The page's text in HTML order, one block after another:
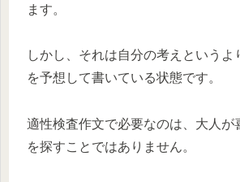
ます。
しかし、それは自分の考えというよ
を予想して書いている状態です。
適性検査作文で必要なのは、大人が
を探すことではありません。